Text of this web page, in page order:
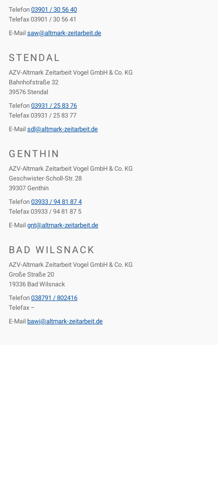
Telefon 03901 / 30 56 40
Telefax 03901 / 30 56 41
E-Mail saw@altmark-zeitarbeit.de
STENDAL
AZV-Altmark Zeitarbeit Vogel GmbH & Co. KG
Bahnhofstraße 32
39576 Stendal
Telefon 03931 / 25 83 76
Telefax 03931 / 25 83 77
E-Mail sdl@altmark-zeitarbeit.de
GENTHIN
AZV-Altmark Zeitarbeit Vogel GmbH & Co. KG
Geschwister-Scholl-Str. 28
39307 Genthin
Telefon 03933 / 94 81 87 4
Telefax 03933 / 94 81 87 5
E-Mail gnt@altmark-zeitarbeit.de
BAD WILSNACK
AZV-Altmark Zeitarbeit Vogel GmbH & Co. KG
Große Straße 20
19336 Bad Wilsnack
Telefon 038791 / 802416
Telefax –
E-Mail bawi@altmark-zeitarbeit.de